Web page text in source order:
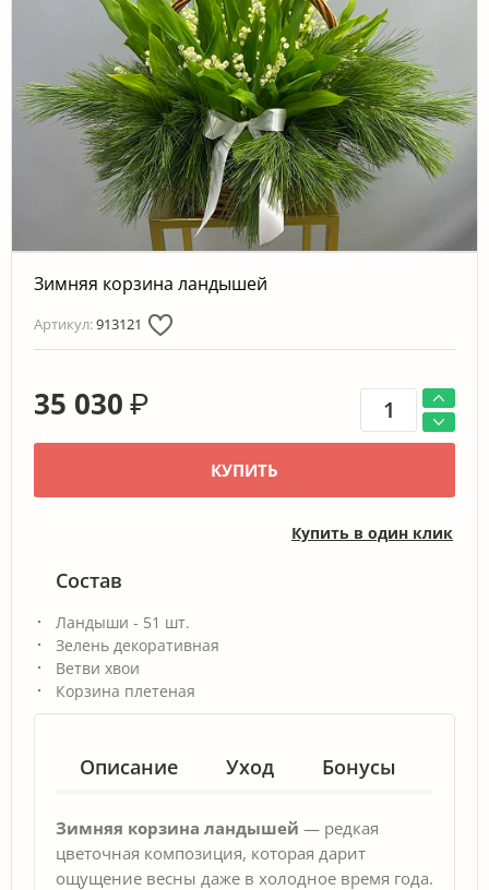
Зимняя корзина ландышей
Артикул:913121
35 030 ₽
КУПИТЬ
Купить в один клик
Состав
Ландыши - 51 шт.
Зелень декоративная
Ветви хвои
Корзина плетеная
Описание Уход Бонусы
Зимняя корзина ландышей — редкая
цветочная композиция, которая дарит
ощущение весны даже в холодное время года.